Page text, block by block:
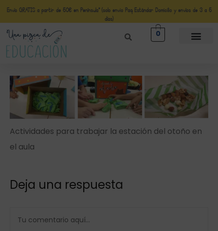
Envío GRATIS a partir de 50€ en Península* (solo envio Paq Estándar Domicilio y envíos de 3 a 5
días)
0
Actividades para trabajar la estación del otoño en
el aula
Deja una respuesta